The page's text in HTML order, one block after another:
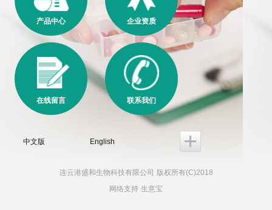
产品中心 企业资质
在线留言 联系我们
中文版 English
连云港盛和生物科技有限公司 版权所有(C)2018
网络支持 生意宝